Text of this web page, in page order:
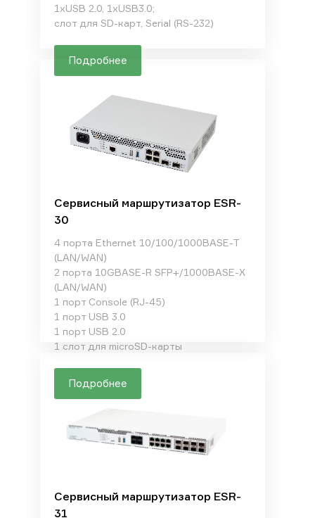
1xUSB 2.0, 1xUSB3.0;
слот для SD-карт, Serial (RS-232)
Подробнее
Сервисный маршрутизатор ESR-
30
4 порта Ethernet 10/100/1000BASE-T
(LAN/WAN)
2 порта 10GBASE-R SFP+/1000BASE-X
(LAN/WAN)
1 порт Console (RJ-45)
1 порт USB 3.0
1 порт USB 2.0
1 слот для microSD-карты
Подробнее
Сервисный маршрутизатор ESR-
31